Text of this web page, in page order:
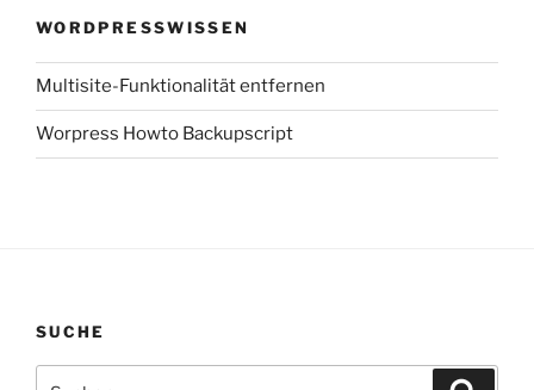
WORDPRESSWISSEN
Multisite-Funktionalität entfernen
Worpress Howto Backupscript
SUCHE